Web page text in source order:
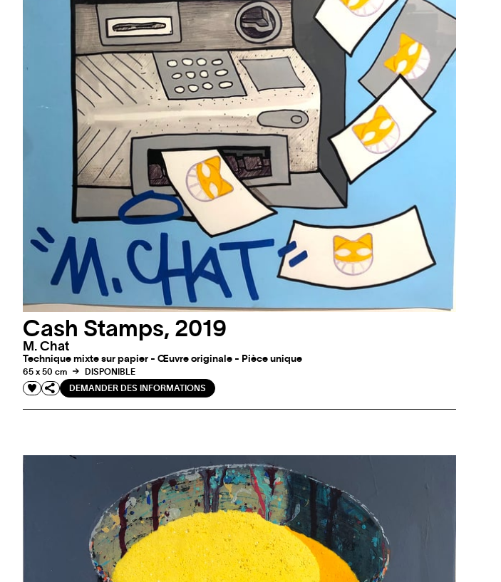
Cash Stamps, 2019
M. Chat
Technique mixte sur papier - Œuvre originale - Pièce unique
65 x 50 cm
DISPONIBLE
DEMANDER DES INFORMATIONS